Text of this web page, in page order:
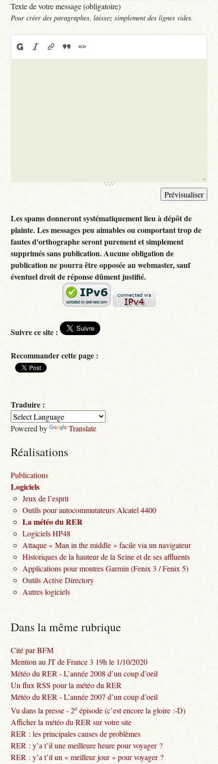
Texte de votre message (obligatoire)
Pour créer des paragraphes, laissez simplement des lignes vides.
Les spams donneront systématiquement lieu à dépôt de
plainte. Les messages peu aimables ou comportant trop de
fautes d'orthographe seront purement et simplement
supprimés sans publication. Aucune obligation de
publication ne pourra être opposée au webmaster, sauf
éventuel droit de réponse dûment justifié.
Suivre ce site :
Recommander cette page :
Traduire :
Powered by Translate
Réalisations
Publications
Logiciels
Jeux de l’esprit
Outils pour autocommutateurs Alcatel 4400
La météo du RER
Logiciels HP48
Attaque « Man in the middle » facile via un navigateur
Historiques de la hauteur de la Seine et de ses affluents
Applications pour montres Garmin (Fenix 3 / Fenix 5)
Outils Active Directory
Autres logiciels
Dans la même rubrique
Cité par BFM
Mention au JT de France 3 19h le 1/10/2020
Météo du RER - L’année 2008 d’un coup d’oeil
Un flux RSS pour la météo du RER
Météo du RER - L’année 2007 d’un coup d’oeil
Vu dans la presse - 2e épisode (c’est encore la gloire :-D)
Afficher la météo du RER sur votre site
RER : les principales causes de problèmes
RER : y’a t’il une meilleure heure pour voyager ?
RER : y’a t’il un « meilleur jour » pour voyager ?